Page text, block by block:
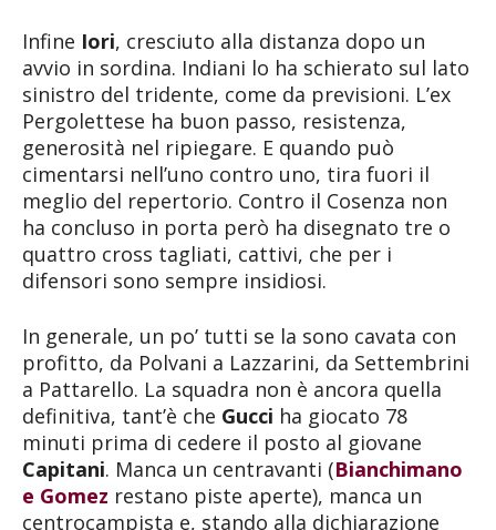
Infine Iori, cresciuto alla distanza dopo un
avvio in sordina. Indiani lo ha schierato sul lato
sinistro del tridente, come da previsioni. L’ex
Pergolettese ha buon passo, resistenza,
generosità nel ripiegare. E quando può
cimentarsi nell’uno contro uno, tira fuori il
meglio del repertorio. Contro il Cosenza non
ha concluso in porta però ha disegnato tre o
quattro cross tagliati, cattivi, che per i
difensori sono sempre insidiosi.
In generale, un po’ tutti se la sono cavata con
profitto, da Polvani a Lazzarini, da Settembrini
a Pattarello. La squadra non è ancora quella
definitiva, tant’è che Gucci ha giocato 78
minuti prima di cedere il posto al giovane
Capitani. Manca un centravanti (Bianchimano
e Gomez restano piste aperte), manca un
centrocampista e, stando alla dichiarazione